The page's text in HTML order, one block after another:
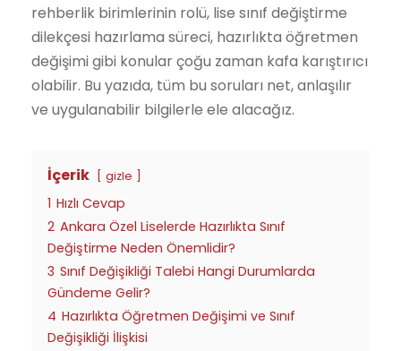
rehberlik birimlerinin rolü, lise sınıf değiştirme
dilekçesi hazırlama süreci, hazırlıkta öğretmen
değişimi gibi konular çoğu zaman kafa karıştırıcı
olabilir. Bu yazıda, tüm bu soruları net, anlaşılır
ve uygulanabilir bilgilerle ele alacağız.
İçerik gizle
1 Hızlı Cevap
2 Ankara Özel Liselerde Hazırlıkta Sınıf
Değiştirme Neden Önemlidir?
3 Sınıf Değişikliği Talebi Hangi Durumlarda
Gündeme Gelir?
4 Hazırlıkta Öğretmen Değişimi ve Sınıf
Değişikliği İlişkisi